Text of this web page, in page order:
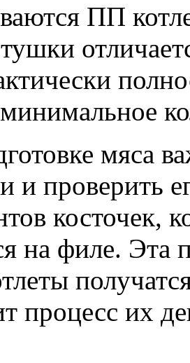
ПП
мяса
и проверить
косточек,
на филе. Эта
процесс их